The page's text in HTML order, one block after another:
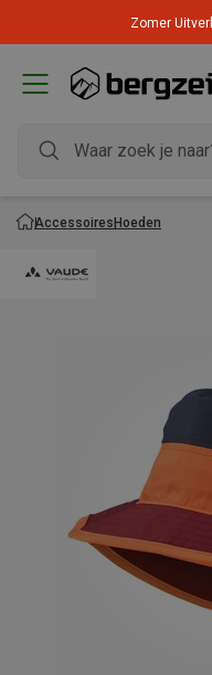
Zomer
AccessoiresHoeden